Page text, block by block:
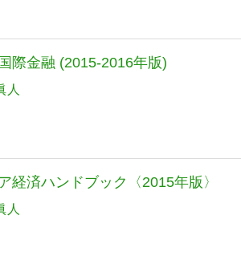
際金融 (2015-2016年版)
人
経済ハンドブック〈2015年版〉
人